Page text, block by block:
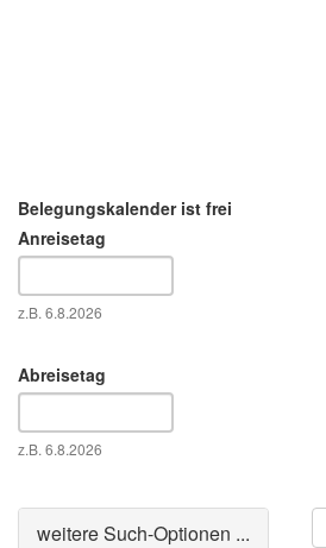
Belegungskalender ist frei
Anreisetag
Datum
z.B. 6.8.2026
Abreisetag
Datum
z.B. 6.8.2026
Ausblenden
weitere Such-Optionen ...